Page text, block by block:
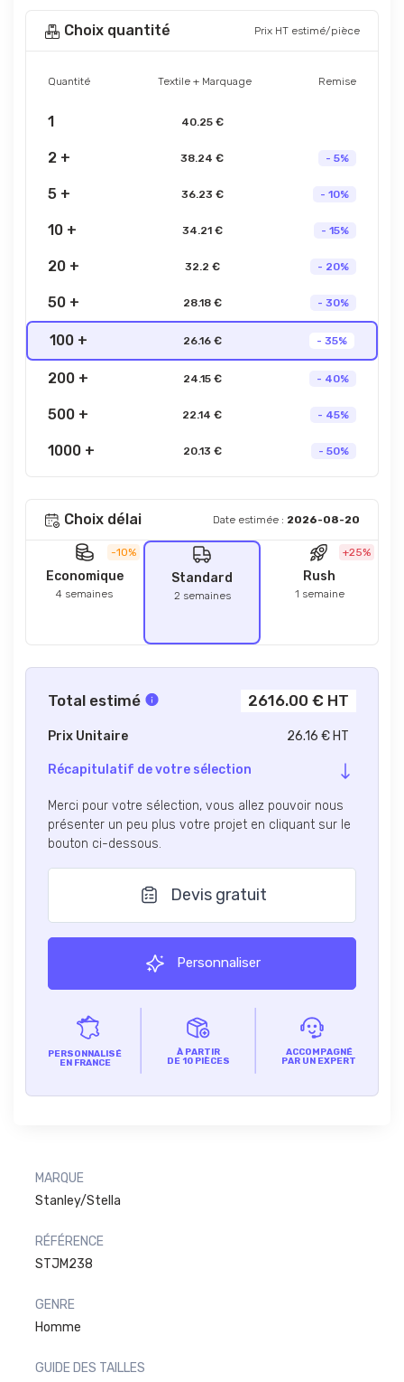
Choix quantité Prix HT estimé/pièce
Quantité Textile + Marquage Remise
1 40.25 €
2 + 38.24 € - 5%
5 + 36.23 € - 10%
10 + 34.21 € - 15%
20 + 32.2 € - 20%
50 + 28.18 € - 30%
100 + 26.16 € - 35%
200 + 24.15 € - 40%
500 + 22.14 € - 45%
1000 + 20.13 € - 50%
Choix délai Date estimée : 2026-08-20
-10%
Economique
4 semaines
Standard
2 semaines
+25%
Rush
1 semaine
Total estimé 2616.00 € HT
Prix Unitaire 26.16 € HT
Récapitulatif de votre sélection
Merci pour votre sélection, vous allez pouvoir nous
présenter un peu plus votre projet en cliquant sur le
bouton ci-dessous.
Devis gratuit
Personnaliser
PERSONNALISÉ
EN FRANCE
À PARTIR
DE 10 PIÈCES
ACCOMPAGNÉ
PAR UN EXPERT
MARQUE
Stanley/Stella
RÉFÉRENCE
STJM238
GENRE
Homme
GUIDE DES TAILLES